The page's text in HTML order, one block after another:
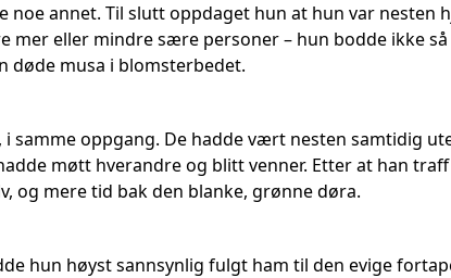
annet. Til slutt oppdaget hun at hun var nesten
mer eller mindre sære personer – hun bodde ikke
døde musa i blomsterbedet.
samme oppgang. De hadde vært nesten samtidig
møtt hverandre og blitt venner. Etter at han
og mere tid bak den blanke, grønne døra.
hun høyst sannsynlig fulgt ham til den evige